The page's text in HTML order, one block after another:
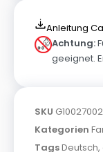
Anleitung
Achtung:
geeignet.
SKU
Kategorien
TagsDeutsch,